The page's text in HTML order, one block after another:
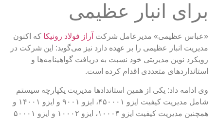
برای انبار عظیمی
«عباس عظیمی» مدیرعامل شرکت آراز فولاد رونیکا که اکنون
مدیریت انبار عظیمی را بر عهده دارد نیز می‌گوید: این شرکت در
رویکرد نوین مدیریتی خود نسبت به دریافت گواهینامه‌ها و
استانداردهای متعددی اقدام کرده است.
وی ادامه داد: یکی از همین استاندادها مدیریت یکپارچه سیستم
شامل مدیریت کیفیت ایزو ۴۵۰۰۰۱، ایزو ۹۰۰۱ و ایزو ۱۴۰۰۱ و
همچنین مدیریت کیفیت ایزو ۱۰۰۰۴، ایزو ۱۰۰۰۲ و ایزو ۵۰۰۰۱